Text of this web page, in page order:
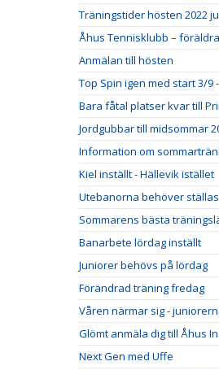
Träningstider hösten 2022
Åhus Tennisklubb –
Anmälan till hösten
Top Spin igen med start 3/9
Bara fåtal platser kvar till
Jordgubbar till midsommar
Information om
Kiel inställt - Hällevik istället
Utebanorna behöver
Sommarens bästa
Banarbete lördag inställt
Juniorer behövs på lördag
Förändrad träning fredag
Våren närmar sig -
Glömt anmäla dig till Åhus
Next Gen med Uffe